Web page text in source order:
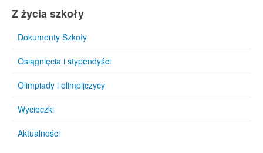
Z życia szkoły
Dokumenty Szkoły
Osiągnięcia i stypendyści
Olimpiady i olimpijczycy
Wycieczki
Aktualności